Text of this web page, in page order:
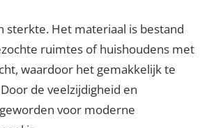
sterkte. Het materiaal is bestand
ruimtes of huishoudens met
waardoor het gemakkelijk te
de veelzijdigheid en
voor moderne